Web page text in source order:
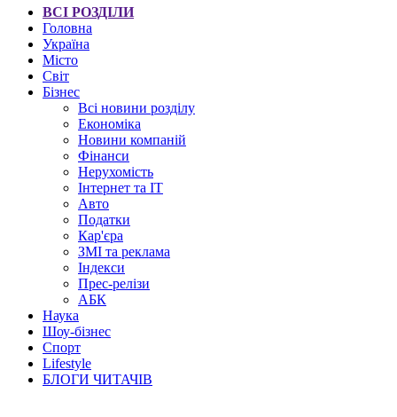
ВСІ РОЗДІЛИ
Головна
Україна
Місто
Світ
Бізнес
Всі новини розділу
Економіка
Новини компаній
Фінанси
Нерухомість
Інтернет та IT
Авто
Податки
Кар'єра
ЗМІ та реклама
Індекси
Прес-релізи
АБК
Наука
Шоу-бізнес
Спорт
Lifestyle
БЛОГИ ЧИТАЧІВ